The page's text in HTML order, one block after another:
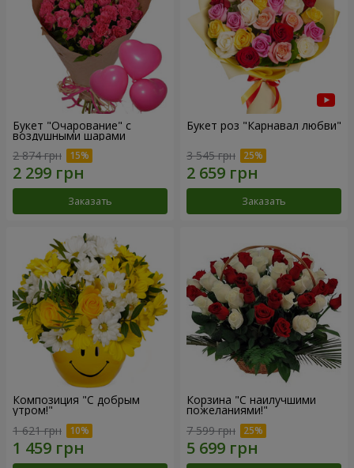
Букет "Очарование" с
воздушными шарами
2 874 грн
Заказать
Букет роз "Карнавал любви"
3 545 грн
Заказать
Композиция "С добрым
утром!"
1 621 грн
Корзина "С наилучшими
пожеланиями!"
7 599 грн